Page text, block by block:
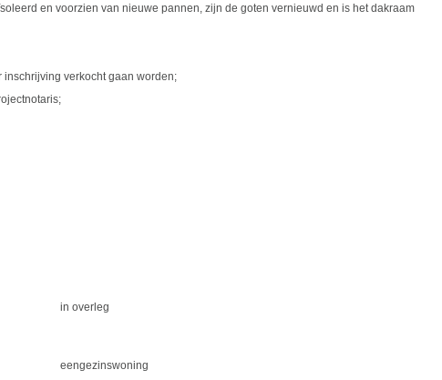
en voorzien van nieuwe pannen, zijn de goten vernieuwd en is het dakraam
verkocht gaan worden;
in overleg
eengezinswoning